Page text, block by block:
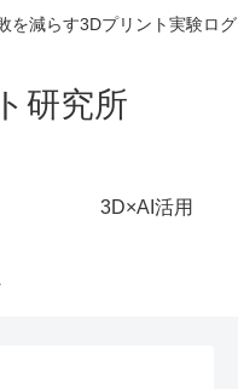
を減らす3Dプリント実験ログ
研究所
3D×AI活用